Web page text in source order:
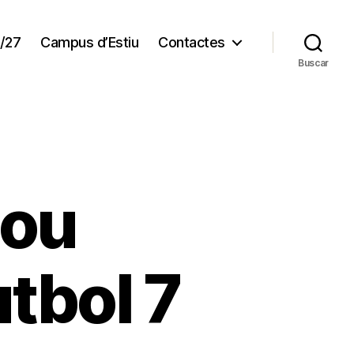
27 Campus d’Estiu Contactes
Buscar
7